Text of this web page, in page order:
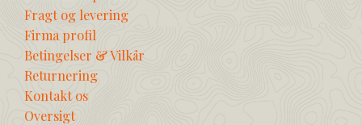
Fragt og levering
Firma profil
Betingelser & Vilkår
Returnering
Kontakt os
Oversigt